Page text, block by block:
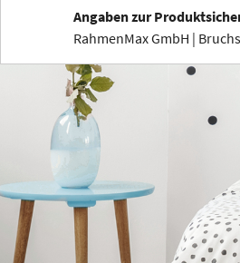
Angaben zur
RahmenMax GmbH |